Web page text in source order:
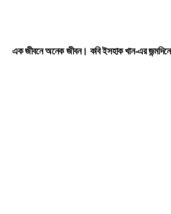
এক জীবনে অনেক জীবন। কবি ইসহাক খান-এর